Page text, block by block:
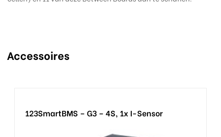
Accessoires
123SmartBMS – G3 – 4S, 1x I-Sensor